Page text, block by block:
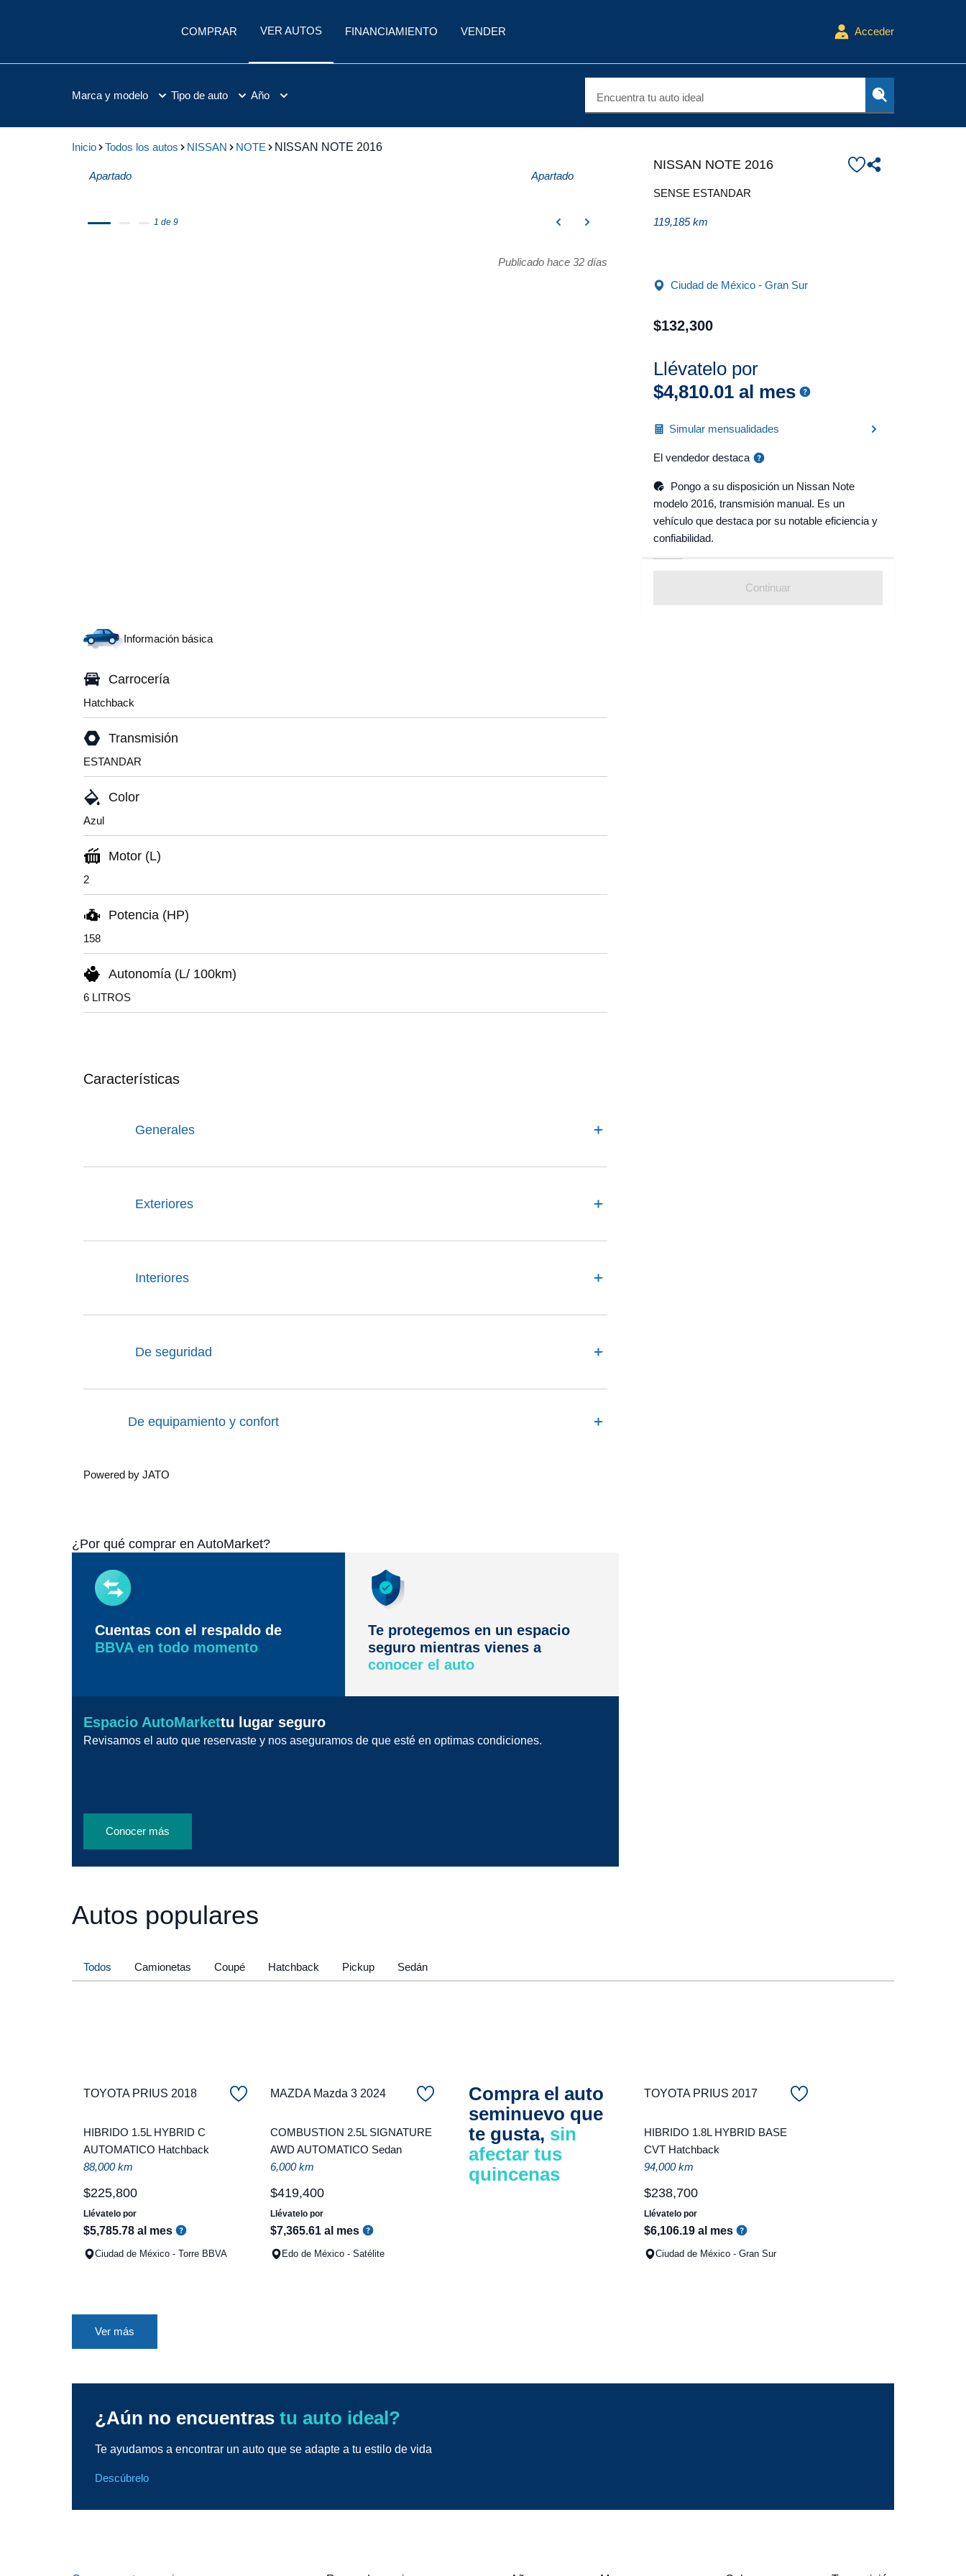
COMPRAR VER AUTOS FINANCIAMIENTO VENDER Acceder
Marca y modelo Tipo de auto Año Encuentra tu auto ideal
Inicio Todos los autos NISSAN NOTE NISSAN NOTE 2016
Apartado Apartado
1 de 9
Publicado hace 32 días
NISSAN NOTE 2016
SENSE ESTANDAR
119,185 km
Ciudad de México - Gran Sur
$132,300
Llévatelo por
$4,810.01al mes
Simular mensualidades
El vendedor destaca
Pongo a su disposición un Nissan Note
modelo 2016, transmisión manual. Es un
vehículo que destaca por su notable eficiencia y
confiabilidad.
Continuar
Información básica
Carrocería
Hatchback
Transmisión
ESTANDAR
Color
Azul
Motor (L)
2
Potencia (HP)
158
Autonomía (L/ 100km)
6 LITROS
Características
Generales
Exteriores
Interiores
De seguridad
De equipamiento y confort
Powered by JATO
¿Por qué comprar en AutoMarket?
Cuentas con el respaldo de
BBVA en todo momento
Te protegemos en un espacio
seguro mientras vienes a
conocer el auto
Espacio AutoMarkettu lugar seguro
Revisamos el auto que reservaste y nos aseguramos de que esté en optimas condiciones.
Conocer más
Autos populares
Todos Camionetas Coupé Hatchback Pickup Sedán
TOYOTA PRIUS 2018
HIBRIDO 1.5L HYBRID C
AUTOMATICO Hatchback
88,000 km
$225,800
Llévatelo por
$5,785.78 al mes
Ciudad de México - Torre BBVA
MAZDA Mazda 3 2024
COMBUSTION 2.5L SIGNATURE
AWD AUTOMATICO Sedan
6,000 km
$419,400
Llévatelo por
$7,365.61 al mes
Edo de México - Satélite
Compra el auto
seminuevo que
te gusta, sin
afectar tus
quincenas
TOYOTA PRIUS 2017
HIBRIDO 1.8L HYBRID BASE
CVT Hatchback
94,000 km
$238,700
Llévatelo por
$6,106.19 al mes
Ciudad de México - Gran Sur
Ver más
¿Aún no encuentras tu auto ideal?
Te ayudamos a encontrar un auto que se adapte a tu estilo de vida
Descúbrelo